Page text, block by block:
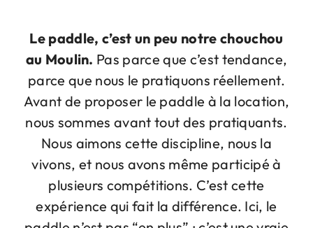
Le paddle, c’est un peu notre chouchou
au Moulin. Pas parce que c’est tendance,
parce que nous le pratiquons réellement.
Avant de proposer le paddle à la location,
nous sommes avant tout des pratiquants.
Nous aimons cette discipline, nous la
vivons, et nous avons même participé à
plusieurs compétitions. C’est cette
expérience qui fait la différence. Ici, le